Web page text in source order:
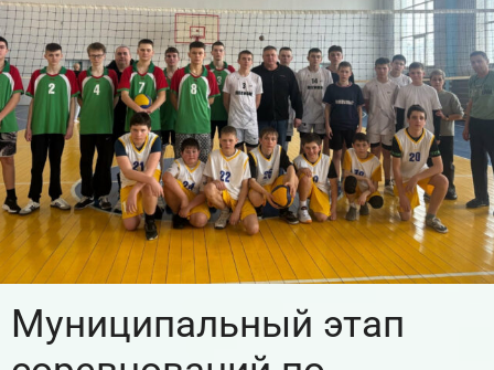
Муниципальный этап